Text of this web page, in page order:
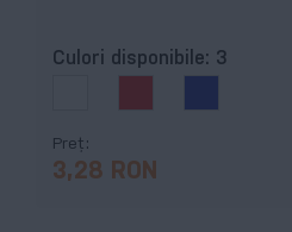
Culori disponibile: 3
Preț
3,28 RON